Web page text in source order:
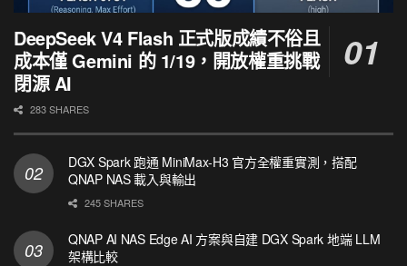
DeepSeek V4 Flash 正式版成績不俗且
成本僅 Gemini 的 1/19，開放權重挑戰
閉源 AI
283 SHARES
DGX Spark 跑通 MiniMax-H3 官方全權重實測，搭配
QNAP NAS 載入與輸出
245 SHARES
QNAP AI NAS Edge AI 方案與自建 DGX Spark 地端 LLM
架構比較